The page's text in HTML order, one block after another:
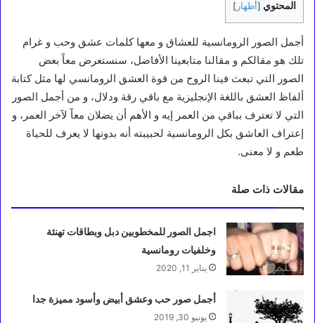
المحتوي [أظهار ]
أجمل الصور الرومانسية للعشاق و معها كلمات عشق وحب و غرام
تلك هو مقالكم و مقالنا متابعينا الأفاضل، سنستعرض معاً بعض
الصور التي تبعث فينا الروح من قوة العشق الرومانسي لها مثل كتابة
ألفاظ العشق باللغة الإنجليزية مع باقي رقة ودلال، و من أجمل الصور
التي لا تعترف بباقي من العمر إيه و الأهم أن يضلان معاً لآخر العمر، و
إعتراف العاشق بكل الرومانسية لحبيبته أنه بدونها لا يعرف للحياة
طعم و لا معنى.
مقالات ذات صلة
اجمل الصور للمخطوبين دبل وبطاقات تهنئة
وخلفيات رومانسية
يناير 11, 2020
أجمل صور حب وعشق أبيض وأسود مميزة جدا
يونيو 30, 2019